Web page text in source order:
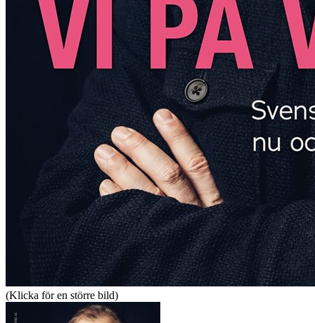
(Klicka för en större bild)